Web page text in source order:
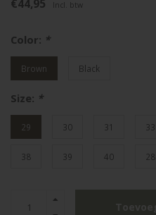
€44,95 Incl. btw
Color: *
Brown Black
Size: *
29 30 31 33
38 39 40 28